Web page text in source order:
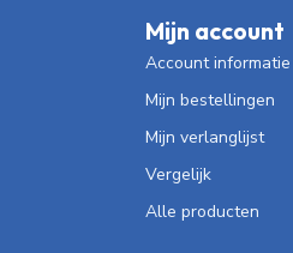
Mijn account
Account informatie
Mijn bestellingen
Mijn verlanglijst
Vergelijk
Alle producten